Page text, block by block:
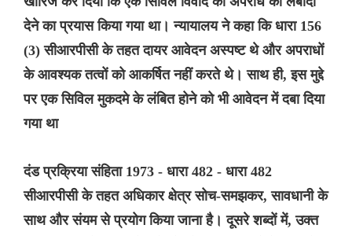
देने का प्रयास किया गया था। न्यायालय ने कहा कि धारा 156
(3) सीआरपीसी के तहत दायर आवेदन अस्पष्ट थे और अपराधों
के आवश्यक तत्वों को आकर्षित नहीं करते थे। साथ ही, इस मुद्दे
पर एक सिविल मुकदमे के लंबित होने को भी आवेदन में दबा दिया
गया था
दंड प्रक्रिया संहिता 1973 - धारा 482 - धारा 482
सीआरपीसी के तहत अधिकार क्षेत्र सोच-समझकर, सावधानी के
साथ और संयम से प्रयोग किया जाना है। दूसरे शब्दों में, उक्त